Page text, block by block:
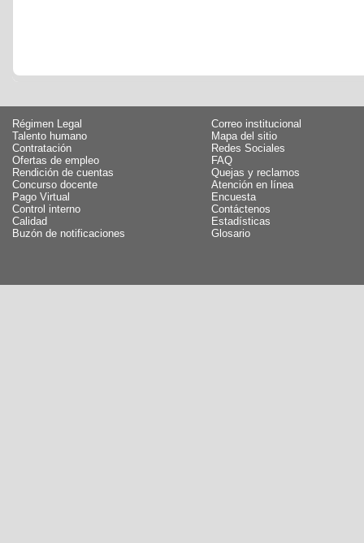
Régimen Legal
Talento humano
Contratación
Ofertas de empleo
Rendición de cuentas
Concurso docente
Pago Virtual
Control interno
Calidad
Buzón de notificaciones
Correo institucional
Mapa del sitio
Redes Sociales
FAQ
Quejas y reclamos
Atención en línea
Encuesta
Contáctenos
Estadísticas
Glosario